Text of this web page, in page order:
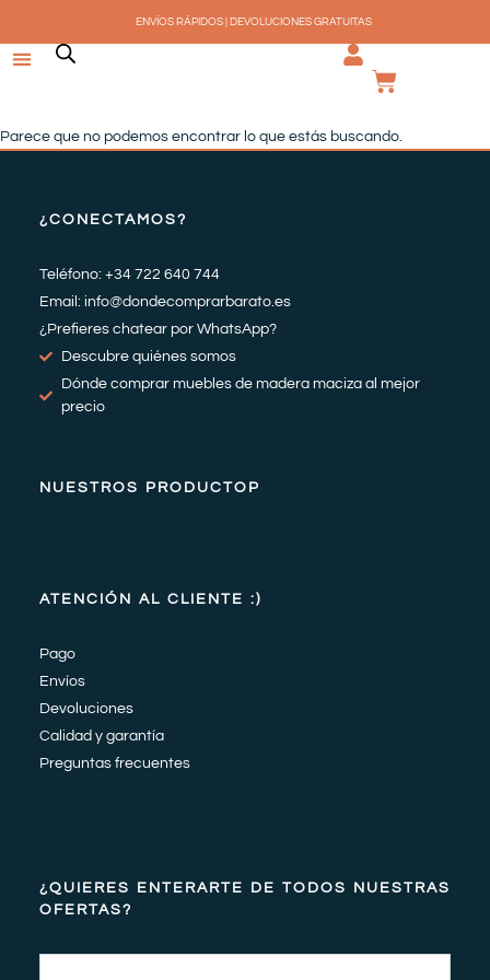
contenido
ENVÍOS RÁPIDOS | DEVOLUCIONES GRATUITAS
Parece que no podemos encontrar lo que estás buscando.
¿CONECTAMOS?
Teléfono: +34 722 640 744
Email: info@dondecomprarbarato.es
¿Prefieres chatear por WhatsApp?
Descubre quiénes somos
Dónde comprar muebles de madera maciza al mejor
precio
NUESTROS PRODUCTOP
ATENCIÓN AL CLIENTE :)
Pago
Envíos
Devoluciones
Calidad y garantía
Preguntas frecuentes
¿QUIERES ENTERARTE DE TODOS NUESTRAS
OFERTAS?